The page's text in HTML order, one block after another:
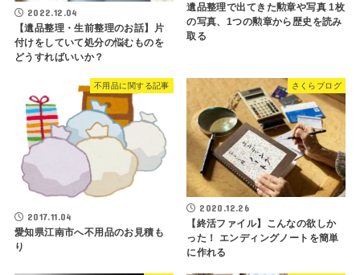
2022.12.04
【遺品整理・生前整理のお話】片
付けをしていて処分の悩むものを
どうすればいいか？
遺品整理で出てきた勲章や写真 1枚
の写真、1つの勲章から歴史を読み
取る
不用品に関する記事
2017.11.04
愛知県江南市へ不用品のお見積も
り
さくらブログ
2020.12.26
【終活ファイル】こんなの欲しか
った！ エンディングノートを簡単
に作れる